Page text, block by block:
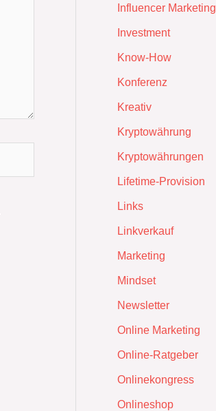
Influencer Marketing
Investment
Know-How
Konferenz
Kreativ
Kryptowährung
Kryptowährungen
Lifetime-Provision
Links
Linkverkauf
Marketing
Mindset
Newsletter
Online Marketing
Online-Ratgeber
Onlinekongress
Onlineshop